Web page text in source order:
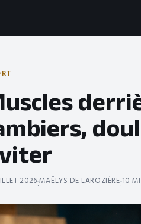
2026·MAËLYS DE LAROZIÈRE·10